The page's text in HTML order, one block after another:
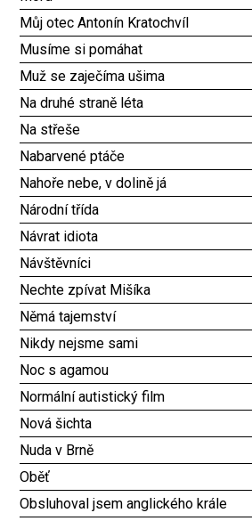
Můj otec Antonín Kratochvíl
Musíme si pomáhat
Muž se zaječíma ušima
Na druhé straně léta
Na střeše
Nabarvené ptáče
Nahoře nebe, v dolině já
Národní třída
Návrat idiota
Návštěvníci
Nechte zpívat Mišíka
Němá tajemství
Nikdy nejsme sami
Noc s agamou
Normální autistický film
Nová šichta
Nuda v Brně
Oběť
Obsluhoval jsem anglického krále